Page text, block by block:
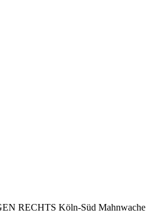
RECHTS Köln-Süd Mahnwache